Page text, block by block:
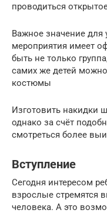
проводиться
Важное значение для
мероприятия имеет
быть не только
самих же детей
костюмы
Изготовить накидки
однако за счёт
смотреться более
Вступление
Сегодня интересом
взрослые стремятся
человека. А это